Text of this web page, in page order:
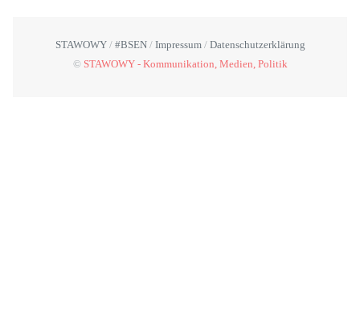
STAWOWY #BSEN Impressum
Datenschutzerklärung
© STAWOWY - Kommunikation, Medien, Politik